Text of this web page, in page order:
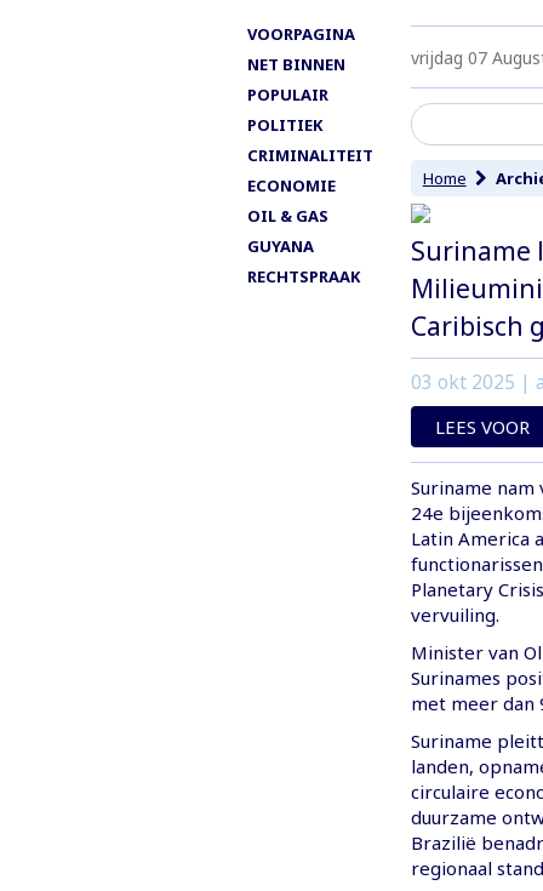
VOORPAGINA
NET BINNEN
POPULAIR
POLITIEK
CRIMINALITEIT
ECONOMIE
OIL & GAS
GUYANA
RECHTSPRAAK
vrijdag 07
Home
Suriname
Caribisch
03 okt 2025 |
LEES VOOR
Suriname
24e
Latin America
Planetary
vervuiling.
Minister van
Surinames
met meer dan
Suriname
landen,
circulaire
duurzame
Brazilië
regionaal